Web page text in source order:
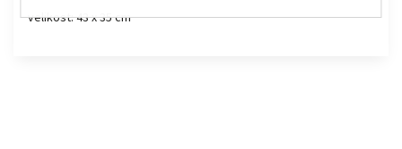
velikost: 43 x 35 cm